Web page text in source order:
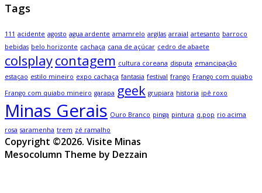
Tags
111 acidente agosto agua ardente amamrelo argilas arraial artesanto barroco
bebidas belo horizonte cachaça cana de açúcar cedro de abaete
colsplaycontagem cultura coreana disputa emancipação
estaçao estilo mineiro expo cachaça fantasia festival frango Frango com quiabo
Frango com quiabo mineiro garapa geek grupiara historia ipê roxo
Minas Gerais Ouro Branco pinga pintura q.pop rio acima
rosa saramenha trem zé ramalho
Copyright ©2026. Visite Minas
Mesocolumn Theme by Dezzain